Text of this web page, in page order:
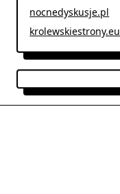
nocnedyskusje.pl
krolewskiestrony.eu